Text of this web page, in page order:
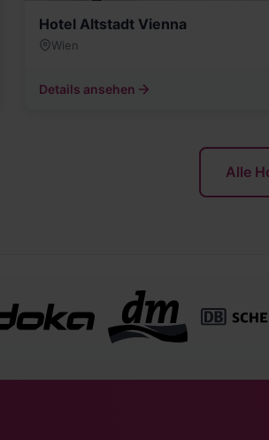
Hotel Altstadt Vienna
Wien
Details ansehen
Alle